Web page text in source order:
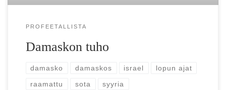
PROFEETALLISTA
Damaskon tuho
damasko damaskos israel lopun ajat
raamattu sota syyria